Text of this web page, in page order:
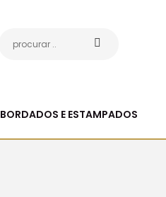
BORDADOS E ESTAMPADOS